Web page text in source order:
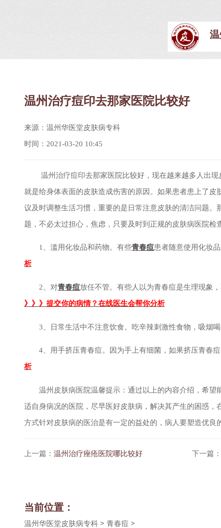
温州治疗痘印去那家医院比较好
来源：温州华医堂皮肤病专科
时间：2021-03-20 10:45
温州治疗痘印去那家医院比较好，现在越来越多人出现
就是给身体表面的皮肤造成伤害的原因。如果患者患上了
议及时调整生活习惯，重要的是日常注意皮肤的清洁问题
题，不必太过担心，焦虑，只要及时到正规的皮肤病医院检
1、滥用化妆品和药物。有些青春痘患者随意使用化妆
析
2、对青春痘放任不管。有些人以为青春痘是生理现象
》》》提交你的病情？在线医生会帮你分析
3、日常生活中不注意饮食。吃辛辣刺激性食物，吸烟喝
4、用手挤压青春痘。因为手上有细菌，如果挤压青春
析
温州皮肤病医院温馨提示：通过以上的内容介绍，希望
适自身病况的医院，尽早医好皮肤病，解决其产生的困惑
方式针对皮肤病的医治是有一定的益处的，病人要塑造优
上一篇： 温州治疗痤疮医院哪比较好 下一篇：
当前位置：
温州华医堂皮肤病专科 > 青春痘 >